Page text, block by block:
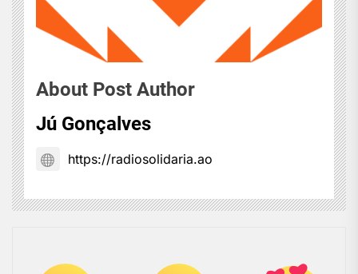
About Post Author
Jú Gonçalves
https://radiosolidaria.ao